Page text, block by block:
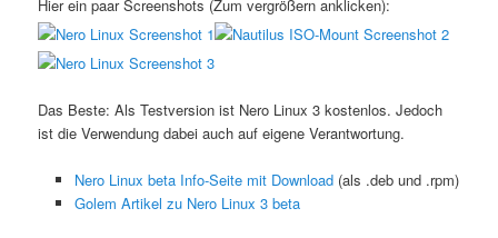
Hier ein paar Screenshots (Zum vergrößern anklicken):
Das Beste: Als Testversion ist Nero Linux 3 kostenlos. Jedoch
ist die Verwendung dabei auch auf eigene Verantwortung.
Nero Linux beta Info-Seite mit Download(als .deb und .rpm)
Golem Artikel zu Nero Linux 3 beta